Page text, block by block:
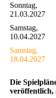
Sonntag,
21.03.2027
Samstag,
10.04.2027
Samstag,
18.04.2027
Die
veröffentlich,